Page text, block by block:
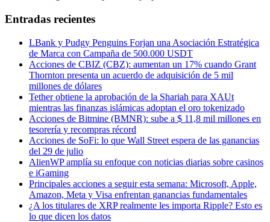
Entradas recientes
LBank y Pudgy Penguins Forjan una Asociación Estratégica
de Marca con Campaña de 500.000 USDT
Acciones de CBIZ (CBZ): aumentan un 17% cuando Grant
Thornton presenta un acuerdo de adquisición de 5 mil
millones de dólares
Tether obtiene la aprobación de la Shariah para XAUt
mientras las finanzas islámicas adoptan el oro tokenizado
Acciones de Bitmine (BMNR): sube a $ 11,8 mil millones en
tesorería y recompras récord
Acciones de SoFi: lo que Wall Street espera de las ganancias
del 29 de julio
AlienWP amplía su enfoque con noticias diarias sobre casinos
e iGaming
Principales acciones a seguir esta semana: Microsoft, Apple,
Amazon, Meta y Visa enfrentan ganancias fundamentales
¿A los titulares de XRP realmente les importa Ripple? Esto es
lo que dicen los datos